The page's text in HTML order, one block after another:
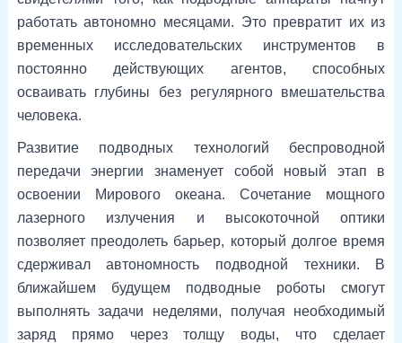
работать автономно месяцами. Это превратит их из
временных исследовательских инструментов в
постоянно действующих агентов, способных
осваивать глубины без регулярного вмешательства
человека.
Развитие подводных технологий беспроводной
передачи энергии знаменует собой новый этап в
освоении Мирового океана. Сочетание мощного
лазерного излучения и высокоточной оптики
позволяет преодолеть барьер, который долгое время
сдерживал автономность подводной техники. В
ближайшем будущем подводные роботы смогут
выполнять задачи неделями, получая необходимый
заряд прямо через толщу воды, что сделает